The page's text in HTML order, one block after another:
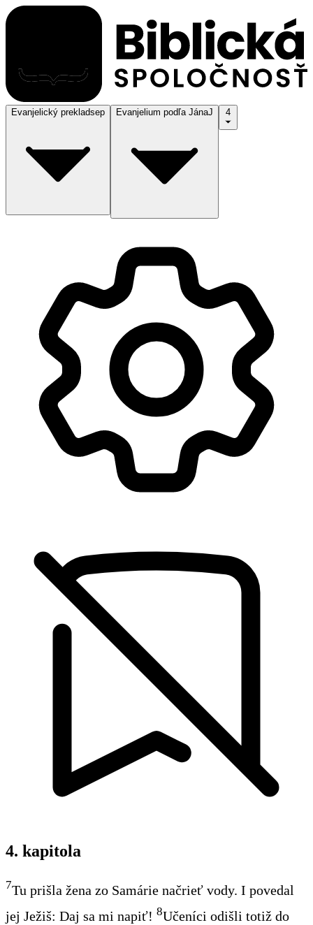
Evanjelický prekladsep Evanjelium podľa JánaJ
4. kapitola
7Tu prišla žena zo Samárie načrieť vody. I povedal
jej Ježiš: Daj sa mi napiť! 8Učeníci odišli totiž do